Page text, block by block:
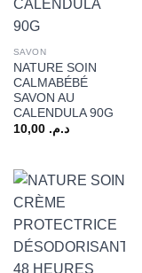
SAVON
NATURE SOIN
CALMABÉBÉ
SAVON AU
CALENDULA 90G
د.م. 10,00